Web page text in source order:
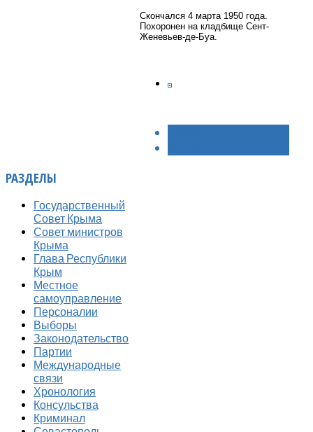
Скончался 4 марта 1950 года.
Похоронен на кладбище Сент-
Женевьев-де-Буа.
РАЗДЕЛЫ
Государственный
Совет Крыма
Совет министров
Крыма
Глава Республики
Крым
Местное
самоуправление
Персоналии
Выборы
Законодательство
Партии
Международные
связи
Хронология
Консульства
Криминал